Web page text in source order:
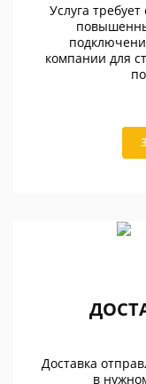
Услуга
компании для
Доставка
в